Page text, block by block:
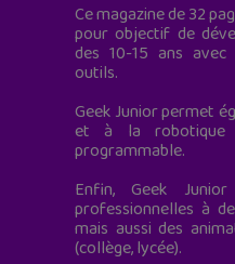
Ce magazine de 32
pour objectif de
des 10-15 ans
outils.
Geek Junior permet
et à la robotique
programmable.
Enfin, Geek
professionnelles à
mais aussi des
(collège, lycée).